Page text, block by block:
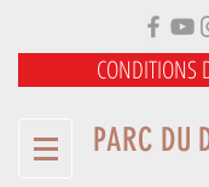
CONDITIONS
PARC DU